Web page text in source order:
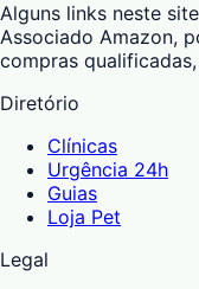
Alguns links neste
Associado Amazon,
compras
Diretório
Clínicas
Urgência 24h
Guias
Loja Pet
Legal